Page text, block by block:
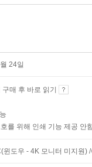
24일
구매 후 바로 읽기
를 위해 인쇄 기능 제공 안
윈도우 - 4K 모니터 미지원